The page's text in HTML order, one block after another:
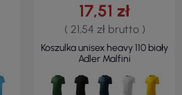
17,51 zł
( 21,54 zł brutto )
Koszulka unisex heavy 110 biały
Adler Malfini